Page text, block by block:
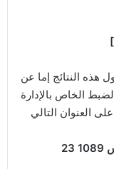
[
هذه النتائج إما عن
الخاص بالإدارة